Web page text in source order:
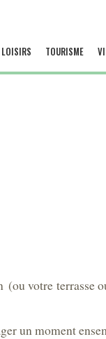
LOISIRS TOURISME
votre terrasse
un moment